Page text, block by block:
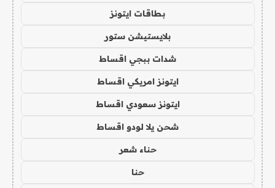
بطاقات ايتونز
بلايستيشن ستور
شدات ببجي اقساط
ايتونز امريكي اقساط
ايتونز سعودي اقساط
شحن يلا لودو اقساط
حناء شعر
حنا